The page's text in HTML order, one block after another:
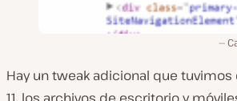
Hay un tweak adicional que tuvimos